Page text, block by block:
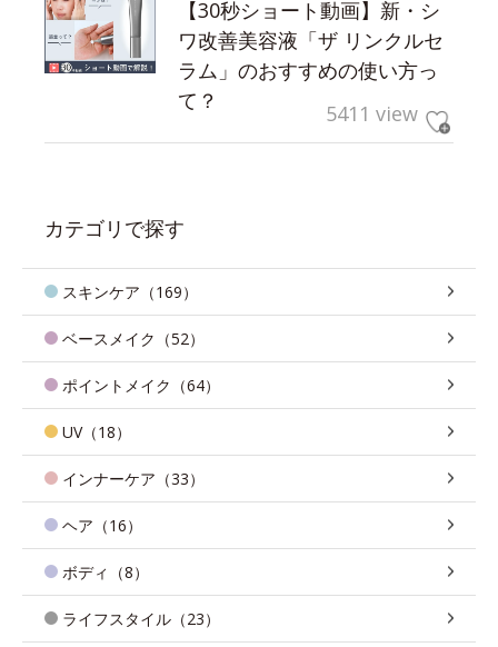
【30秒ショート動画】新・シ
ワ改善美容液「ザ リンクルセ
ラム」のおすすめの使い方っ
て？
5411 view
カテゴリで探す
スキンケア（169）
ベースメイク（52）
ポイントメイク（64）
UV（18）
インナーケア（33）
ヘア（16）
ボディ（8）
ライフスタイル（23）